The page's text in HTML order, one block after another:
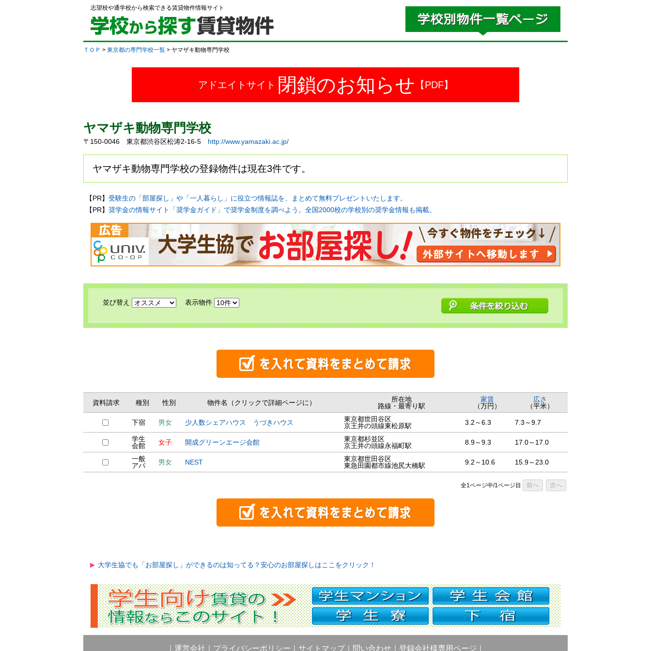
志望校や通学校から検索できる賃貸物件情報サイト
ＴＯＰ > 東京都の専門学校一覧 > ヤマザキ動物専門学校
アドエイトサイト 閉鎖のお知らせ 【PDF】
ヤマザキ動物専門学校
〒150-0046 東京都渋谷区松涛2-16-5 http://www.yamazaki.ac.jp/
ヤマザキ動物専門学校の登録物件は現在3件です。
【PR】 受験生の「部屋探し」や「一人暮らし」に役立つ情報誌を、まとめて無料プレゼントいたします。
【PR】 奨学金の情報サイト「奨学金ガイド」で奨学金制度を調べよう。全国2000校の学校別の奨学金情報も掲載。
並び替え 表示物件
資料請求 種別 性別 物件名（クリックで詳細ページに）
所在地
路線・最寄り駅
家賃
（万円）
広さ
（平米）
下宿 男女 少人数シェアハウス うづきハウス
東京都世田谷区
京王井の頭線東松原駅
3.2～6.3 7.3～9.7
学生
会館
女子 開成グリーンエージ会館
東京都杉並区
京王井の頭線永福町駅
8.9～9.3 17.0～17.0
一般
アパ
男女 NEST
東京都世田谷区
東急田園都市線池尻大橋駅
9.2～10.6 15.9～23.0
全1ページ中/1ページ目 前へ 次へ
大学生協でも「お部屋探し」ができるのは知ってる？安心のお部屋探しはここをクリック！
運営会社 プライバシーポリシー サイトマップ｜ 問い合わせ 登録会社様専用ページ